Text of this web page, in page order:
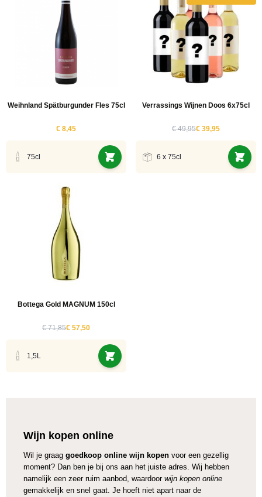
Weihnland Spätburgunder Fles 75cl
€ 8,45
75cl
Verrassings Wijnen Doos 6x75cl
€ 49,95€ 39,95
6 x 75cl
Bottega Gold MAGNUM 150cl
€ 71,85€ 57,50
1,5L
Wijn kopen online
Wil je graag goedkoop online wijn kopen voor een gezellig
moment? Dan ben je bij ons aan het juiste adres. Wij hebben
namelijk een zeer ruim aanbod, waardoor wijn kopen online
gemakkelijk en snel gaat. Je hoeft niet apart naar de